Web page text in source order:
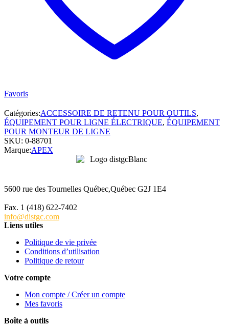
Favoris
Catégories:ACCESSOIRE DE RETENU POUR OUTILS,
ÉQUIPEMENT POUR LIGNE ÉLECTRIQUE, ÉQUIPEMENT
POUR MONTEUR DE LIGNE
SKU: 0-88701
Marque:APEX
5600 rue des Tournelles Québec,Québec G2J 1E4
Fax. 1 (418) 622-7402
info@distgc.com
Liens utiles
Politique de vie privée
Conditions d’utilisation
Politique de retour
Votre compte
Mon compte / Créer un compte
Mes favoris
Boîte à outils